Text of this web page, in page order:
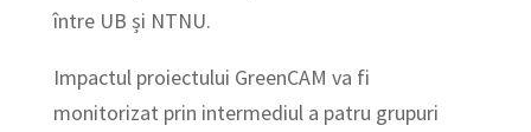
între UB și NTNU.
Impactul proiectului GreenCAM va fi
monitorizat prin intermediul a patru grupuri